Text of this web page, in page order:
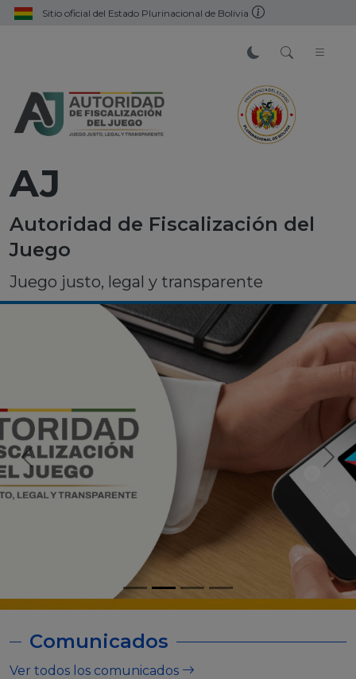
Sitio oficial del Estado Plurinacional de Bolivia
AJ
Autoridad de Fiscalización del
Juego
Juego justo, legal y transparente
Comunicados
Ver todos los comunicados